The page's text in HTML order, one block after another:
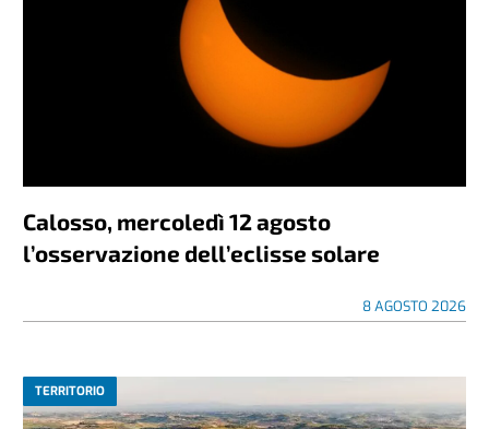
Calosso, mercoledì 12 agosto
l’osservazione dell’eclisse solare
8 AGOSTO 2026
TERRITORIO